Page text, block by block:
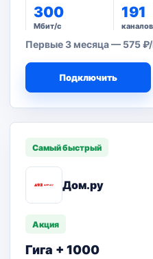
300
Мбит/с
191
каналов
Первые 3 месяца — 575
Подключить
Самый быстрый
Дом.ру
Акция
Гига + 1000